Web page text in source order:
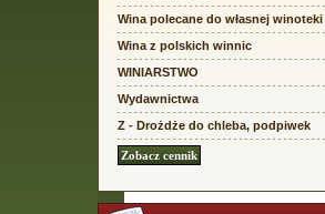
Wina polecane do własnej winoteki
Wina z polskich winnic
WINIARSTWO
Wydawnictwa
Z - Drożdże do chleba, podpiwek